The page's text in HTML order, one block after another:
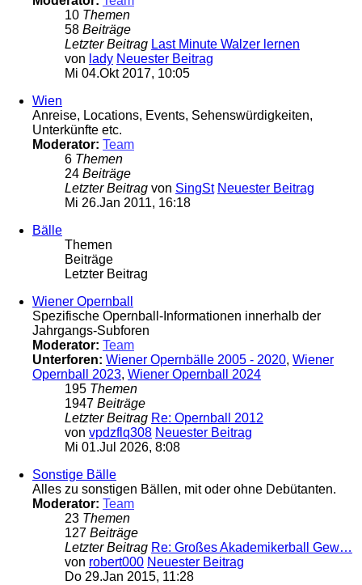
10 Themen
58 Beiträge
Letzter Beitrag Last Minute Walzer lernen
von lady Neuester Beitrag
Mi 04.Okt 2017, 10:05
Wien
Anreise, Locations, Events, Sehenswürdigkeiten,
Unterkünfte etc.
Moderator: Team
6 Themen
24 Beiträge
Letzter Beitrag von SingSt Neuester Beitrag
Mi 26.Jan 2011, 16:18
Bälle
Themen
Beiträge
Letzter Beitrag
Wiener Opernball
Spezifische Opernball-Informationen innerhalb der
Jahrgangs-Subforen
Moderator: Team
Unterforen: Wiener Opernbälle 2005 - 2020, Wiener
Opernball 2023, Wiener Opernball 2024
195 Themen
1947 Beiträge
Letzter Beitrag Re: Opernball 2012
von vpdzflq308 Neuester Beitrag
Mi 01.Jul 2026, 8:08
Sonstige Bälle
Alles zu sonstigen Bällen, mit oder ohne Debütanten.
Moderator: Team
23 Themen
127 Beiträge
Letzter Beitrag Re: Großes Akademikerball Gew…
von robert000 Neuester Beitrag
Do 29.Jan 2015, 11:28